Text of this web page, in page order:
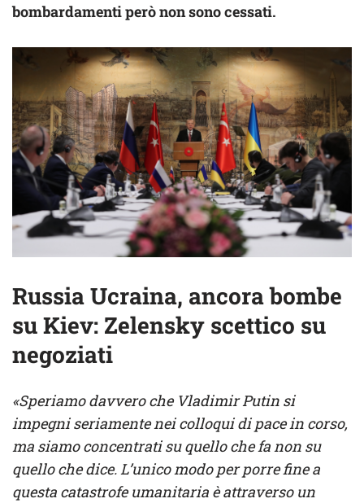
bombardamenti però non sono cessati.
Russia Ucraina, ancora bombe
su Kiev: Zelensky scettico su
negoziati
«Speriamo davvero che Vladimir Putin si
impegni seriamente nei colloqui di pace in corso,
ma siamo concentrati su quello che fa non su
quello che dice. L’unico modo per porre fine a
questa catastrofe umanitaria è attraverso un